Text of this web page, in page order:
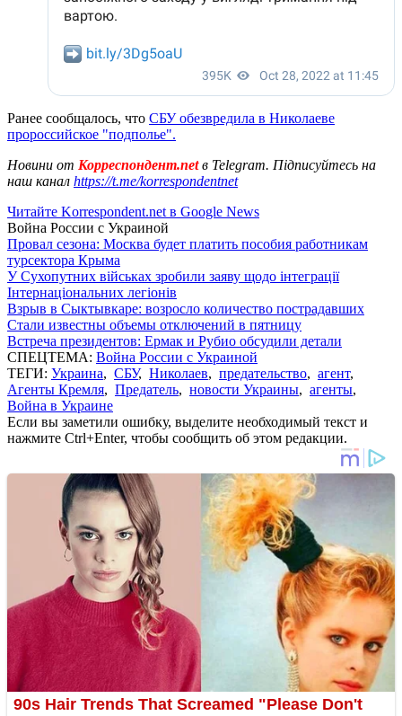
Ранее сообщалось, что СБУ обезвредила в Николаеве
пророссийское "подполье".
Новини от Корреспондент.netв Telegram. Підписуйтесь на
наш канал https://t.me/korrespondentnet
Читайте Korrespondent.net в Google News
Война России с Украиной
Провал сезона: Москва будет платить пособия работникам
турсектора Крыма
У Сухопутних військах зробили заяву щодо інтеграції
Інтернаціональних легіонів
Взрыв в Сыктывкаре: возросло количество пострадавших
Стали известны объемы отключений в пятницу
Встреча президентов: Ермак и Рубио обсудили детали
СПЕЦТЕМА: Война России с Украиной
ТЕГИ: Украина, СБУ, Николаев, предательство, агент,
Агенты Кремля, Предатель, новости Украины, агенты,
Война в Украине
Если вы заметили ошибку, выделите необходимый текст и
нажмите Ctrl+Enter, чтобы сообщить об этом редакции.